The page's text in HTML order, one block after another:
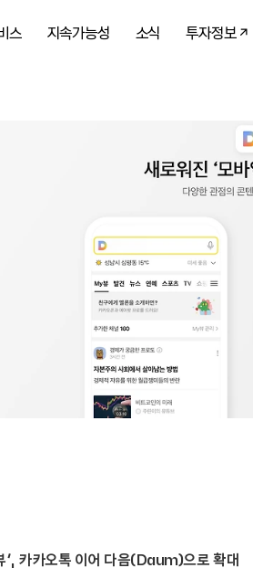
스 지속가능성 소식 투자정보
’, 카카오톡 이어 다음(Daum)으로 확대